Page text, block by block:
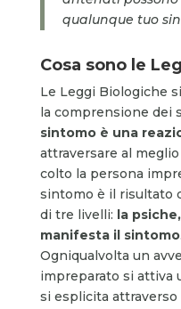
qualunque tuo
Cosa sono le
Le Leggi Biologiche
la comprensione dei
sintomo è una
attraversare al
colto la persona
sintomo è il risultato
di tre livelli: la
manifesta il sintomo.
Ogniqualvolta un
impreparato si attiva
si esplicita